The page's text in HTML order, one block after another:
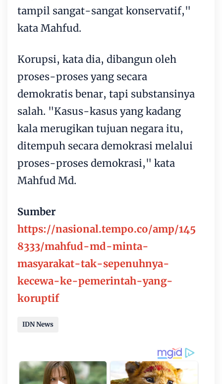
tampil sangat-sangat konservatif,"
kata Mahfud.
Korupsi, kata dia, dibangun oleh
proses-proses yang secara
demokratis benar, tapi substansinya
salah. "Kasus-kasus yang kadang
kala merugikan tujuan negara itu,
ditempuh secara demokrasi melalui
proses-proses demokrasi," kata
Mahfud Md.
Sumber
https://nasional.tempo.co/amp/145
8333/mahfud-md-minta-
masyarakat-tak-sepenuhnya-
kecewa-ke-pemerintah-yang-
koruptif
IDN News